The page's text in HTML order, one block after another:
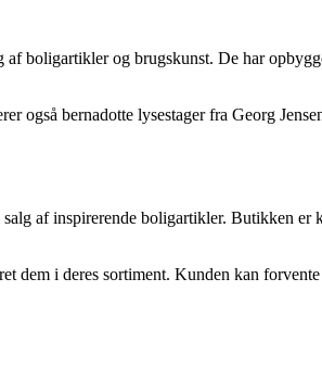
boligartikler og brugskunst. De har
bernadotte lysestager fra Georg
af inspirerende boligartikler. Butikken
dem i deres sortiment. Kunden kan